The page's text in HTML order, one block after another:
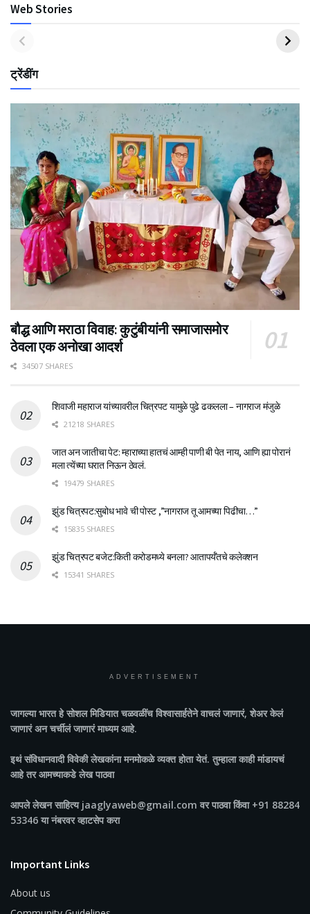
Web Stories
ट्रेंडींग
बौद्ध आणि मराठा विवाह: कुटुंबीयांनी समाजासमोर
ठेवला एक अनोखा आदर्श
34507 SHARES
शिवाजी महाराज यांच्यावरील चित्रपट यामुळे पुढे ढकलला – नागराज मंजुळे
21218 SHARES
जात अन जातीचा पेट: म्हाराच्या हातचं आम्ही पाणी बी पेत नाय, आणि ह्या पोरानं
मला त्येंच्या घरात निऊन ठेवलं.
19479 SHARES
झुंड चित्रपट:सुबोध भावे ची पोस्ट ,”नागराज तू आमच्या पिढीचा…”
15835 SHARES
झुंड चित्रपट बजेट:किती करोडमध्ये बनला? आतापर्यँतचे कलेक्शन
15341 SHARES
ADVERTISEMENT
जागल्या भारतहे सोशल मिडियात चळवळींच विश्वासार्हतेने वाचलं जाणारं, शेअर केलं
जाणारं अन चर्चीलं जाणारं माध्यम आहे.
इथं संविधानवादी विवेकी लेखकांना मनमोकळे व्यक्त होता येतं. तुम्हाला काही मांडायचं
आहे तर आमच्याकडे लेख पाठवा
आपले लेखन साहित्य jaaglyaweb@gmail.com वर पाठवा किंवा +91 88284
53346 या नंबरवर व्हाटसेप करा
Important Links
About us